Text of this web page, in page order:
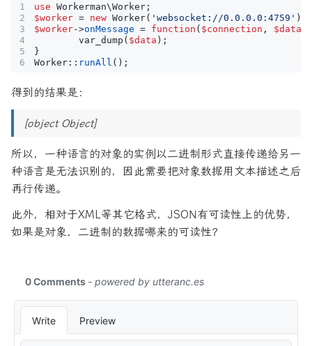
use Workerman\Worker ;
$worker = new Worker( 'websocket://0.0.0.0:4759' );
$worker->onMessage = function ( $connection , $data
var_dump ( $data );
}
Worker :: runAll ();
得到的结果是：
[object Object]
所以，一种语言的对象的实例以二进制形式直接传递给另一
种语言是无法识别的，因此需要把对象数据用文本描述之后
再行传递。
此外，相对于XML等其它格式，JSON有可读性上的优势，
如果是对象，二进制的数据哪来的可读性？